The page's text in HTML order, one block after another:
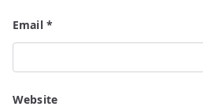
Email *
Website